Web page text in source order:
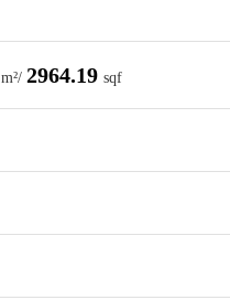
m²/ 2964.19 sqf